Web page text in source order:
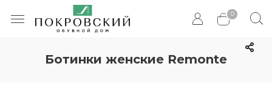
0
Ботинки женские Remonte